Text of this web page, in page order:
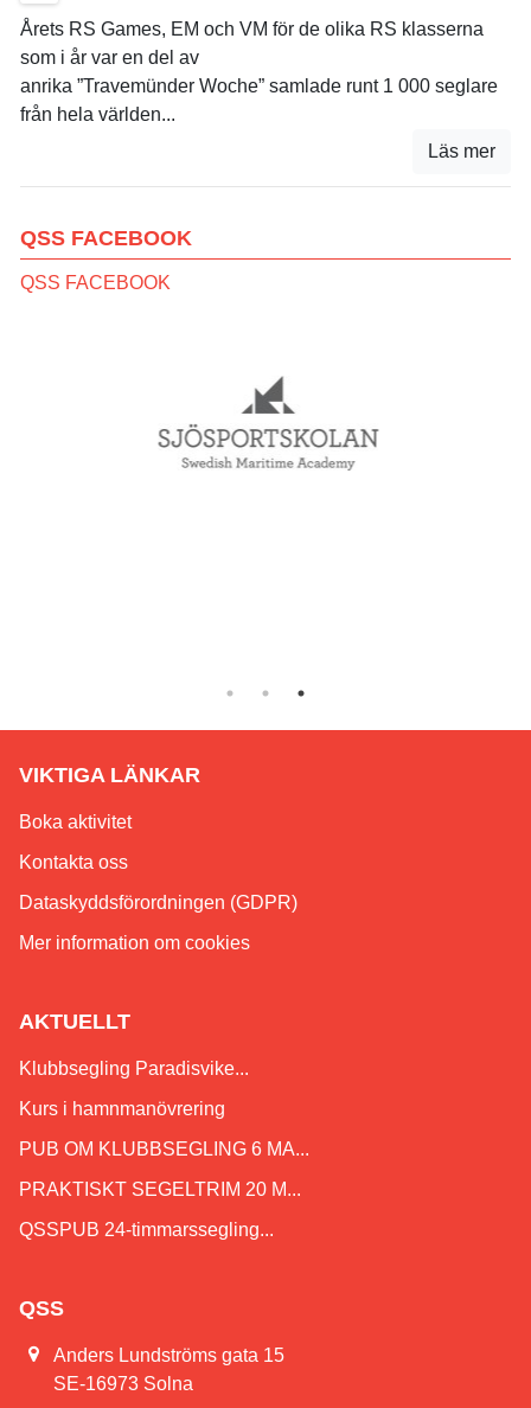
Årets RS Games, EM och VM för de olika RS klasserna
som i år var en del av
anrika ”Travemünder Woche” samlade runt 1 000 seglare
från hela världen...
Läs mer
QSS FACEBOOK
QSS FACEBOOK
VIKTIGA LÄNKAR
Boka aktivitet
Kontakta oss
Dataskyddsförordningen (GDPR)
Mer information om cookies
AKTUELLT
Klubbsegling Paradisvike...
Kurs i hamnmanövrering
PUB OM KLUBBSEGLING 6 MA...
PRAKTISKT SEGELTRIM 20 M...
QSSPUB 24-timmarssegling...
QSS
Anders Lundströms gata 15
SE-16973 Solna